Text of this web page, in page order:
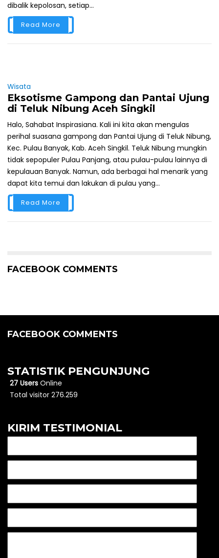
dibalik kepolosan, setiap...
Read More
Wisata
Eksotisme Gampong dan Pantai Ujung
di Teluk Nibung Aceh Singkil
Halo, Sahabat Inspirasiana. Kali ini kita akan mengulas
perihal suasana gampong dan Pantai Ujung di Teluk Nibung,
Kec. Pulau Banyak, Kab. Aceh Singkil. Teluk Nibung mungkin
tidak sepopuler Pulau Panjang, atau pulau-pulau lainnya di
kepulauan Banyak. Namun, ada berbagai hal menarik yang
dapat kita temui dan lakukan di pulau yang...
Read More
FACEBOOK COMMENTS
FACEBOOK COMMENTS
STATISTIK PENGUNJUNG
27 Users Online
Total visitor 276.259
KIRIM TESTIMONIAL